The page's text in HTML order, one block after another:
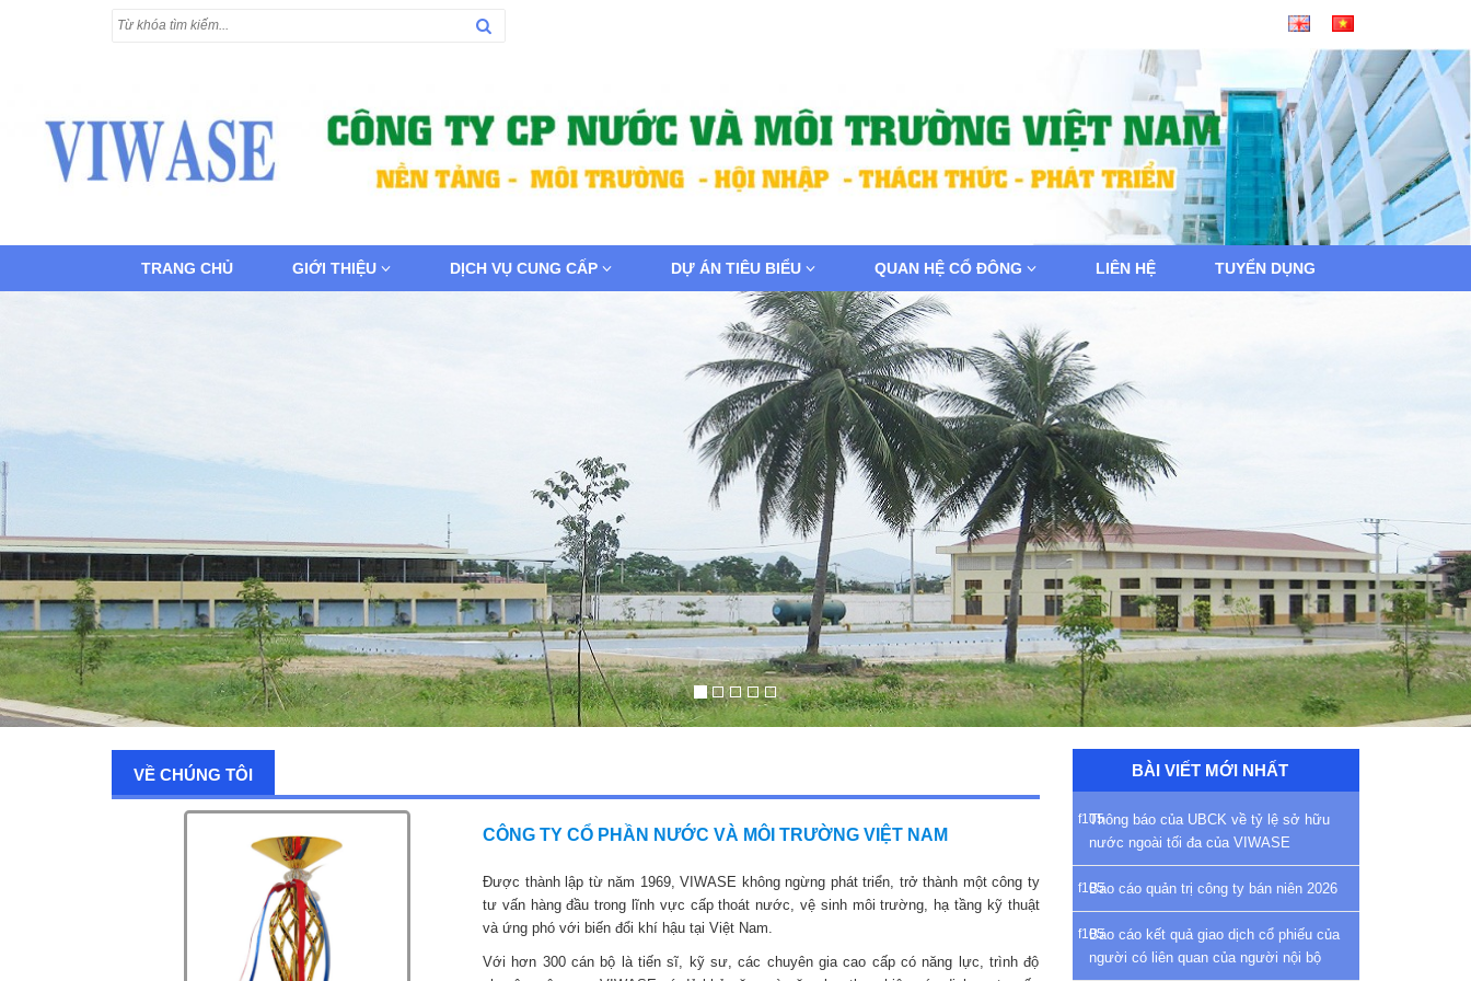
TRANG CHỦ GIỚI THIỆU DỊCH VỤ CUNG CẤP DỰ ÁN TIÊU BIỂU QUAN HỆ CỔ ĐÔNG LIÊN HỆ TUYỂN DỤNG
VỀ CHÚNG TÔI
CÔNG TY CỔ PHẦN NƯỚC VÀ MÔI TRƯỜNG VIỆT NAM
Được thành lập từ năm 1969, VIWASE không ngừng phát triển, trở thành một công ty
tư vấn hàng đầu trong lĩnh vực cấp thoát nước, vệ sinh môi trường, hạ tầng kỹ thuật
và ứng phó với biến đổi khí hậu tại Việt Nam.
Với hơn 300 cán bộ là tiến sĩ, kỹ sư, các chuyên gia cao cấp có năng lực, trình độ
BÀI VIẾT MỚI NHẤT
Thông báo của UBCK về tỷ lệ sở hữu
nước ngoài tối đa của VIWASE
Báo cáo quản trị công ty bán niên 2026
Báo cáo kết quả giao dịch cổ phiếu của
người có liên quan của người nội bộ